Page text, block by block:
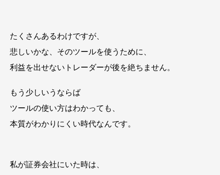
たくさんあるわけですが、
悲しいかな、そのツールを使うために、
利益を出せないトレーダーが後を絶ちません。
もう少しいうならば
ツールの使い方はわかっても、
本質がわかりにくい時代なんです。
私が証券会社にいた時は、